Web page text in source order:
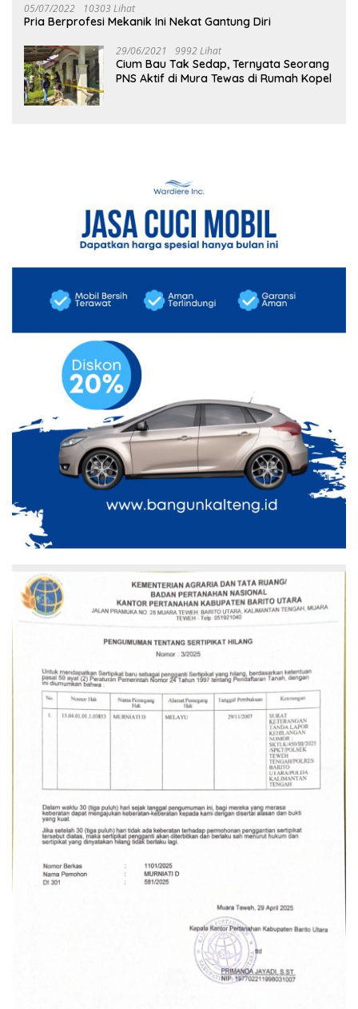
05/07/2022 10303 Lihat
Pria Berprofesi Mekanik Ini Nekat Gantung Diri
29/06/2021 9992 Lihat
Cium Bau Tak Sedap, Ternyata Seorang
PNS Aktif di Mura Tewas di Rumah Kopel